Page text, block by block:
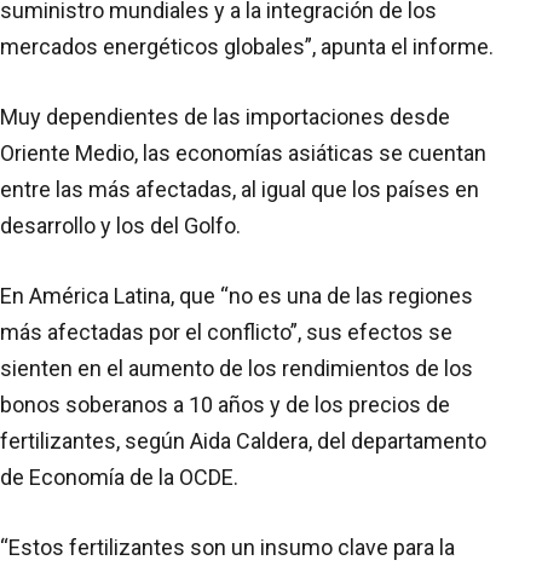
suministro mundiales y a la integración de los
mercados energéticos globales”, apunta el informe.
Muy dependientes de las importaciones desde
Oriente Medio, las economías asiáticas se cuentan
entre las más afectadas, al igual que los países en
desarrollo y los del Golfo.
En América Latina, que “no es una de las regiones
más afectadas por el conflicto”, sus efectos se
sienten en el aumento de los rendimientos de los
bonos soberanos a 10 años y de los precios de
fertilizantes, según Aida Caldera, del departamento
de Economía de la OCDE.
“Estos fertilizantes son un insumo clave para la